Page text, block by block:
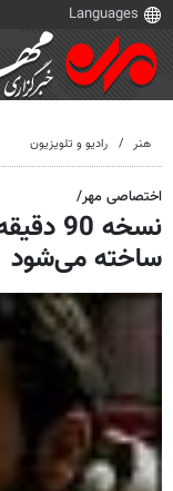
هنر رادیو و تلویزیون
اختصاصی مهر/
نسخه
ساخته می‌شود